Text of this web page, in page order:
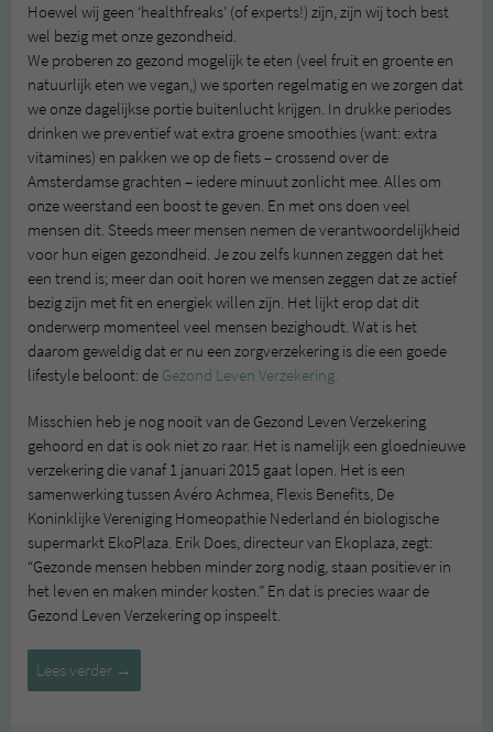
Hoewel wij geen ‘healthfreaks’ (of experts!) zijn, zijn wij toch best
wel bezig met onze gezondheid.
We proberen zo gezond mogelijk te eten (veel fruit en groente en
natuurlijk eten we vegan,) we sporten regelmatig en we zorgen dat
we onze dagelijkse portie buitenlucht krijgen. In drukke periodes
drinken we preventief wat extra groene smoothies (want: extra
vitamines) en pakken we op de fiets – crossend over de
Amsterdamse grachten – iedere minuut zonlicht mee. Alles om
onze weerstand een boost te geven. En met ons doen veel
mensen dit. Steeds meer mensen nemen de verantwoordelijkheid
voor hun eigen gezondheid. Je zou zelfs kunnen zeggen dat het
een trend is; meer dan ooit horen we mensen zeggen dat ze actief
bezig zijn met fit en energiek willen zijn. Het lijkt erop dat dit
onderwerp momenteel veel mensen bezighoudt. Wat is het
daarom geweldig dat er nu een zorgverzekering is die een goede
lifestyle beloont: de Gezond Leven Verzekering.
Misschien heb je nog nooit van de Gezond Leven Verzekering
gehoord en dat is ook niet zo raar. Het is namelijk een gloednieuwe
verzekering die vanaf 1 januari 2015 gaat lopen. Het is een
samenwerking tussen Avéro Achmea, Flexis Benefits, De
Koninklijke Vereniging Homeopathie Nederland én biologische
supermarkt EkoPlaza. Erik Does, directeur van Ekoplaza, zegt:
“Gezonde mensen hebben minder zorg nodig, staan positiever in
het leven en maken minder kosten.” En dat is precies waar de
Gezond Leven Verzekering op inspeelt.
Lees verder Gezond
Leven
→